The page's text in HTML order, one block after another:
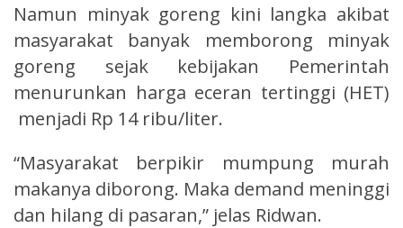
Namun minyak goreng kini langka akibat
masyarakat banyak memborong minyak
goreng sejak kebijakan Pemerintah
menurunkan harga eceran tertinggi (HET)
menjadi Rp 14 ribu/liter.
“Masyarakat berpikir mumpung murah
makanya diborong. Maka demand meninggi
dan hilang di pasaran,” jelas Ridwan.